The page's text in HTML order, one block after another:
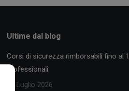
Ultime dal blog
Corsi di sicurezza rimborsabili fino al
professionali
30 Luglio 2026